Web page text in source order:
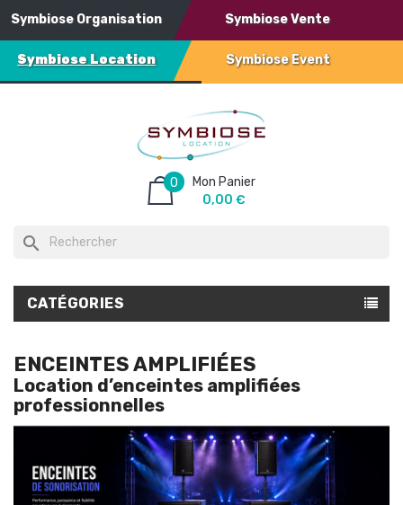
Symbiose Organisation Symbiose Vente
Symbiose Location Symbiose Event
Mon Panier
0
0,00 €
search
CATÉGORIES
ENCEINTES AMPLIFIÉES
Location d’enceintes amplifiées
professionnelles